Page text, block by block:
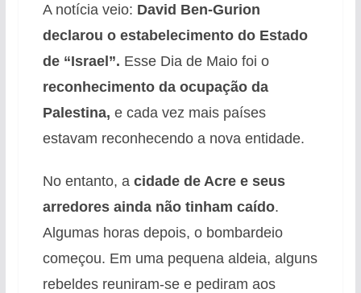
A notícia veio: David Ben-Gurion
declarou o estabelecimento do Estado
de “Israel”. Esse Dia de Maio foi o
reconhecimento da ocupação da
Palestina, e cada vez mais países
estavam reconhecendo a nova entidade.
No entanto, a cidade de Acre e seus
arredores ainda não tinham caído.
Algumas horas depois, o bombardeio
começou. Em uma pequena aldeia, alguns
rebeldes reuniram-se e pediram aos